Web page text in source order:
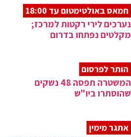
חמאס באולטימטום עד 18:00
נערכים לירי רקטות למרכז;
מקלטים נפתחו בדרום
הותר לפרסום
המשטרה תפסה 48 נשקים
שהוסתרו ביו"ש
אתגר מימין